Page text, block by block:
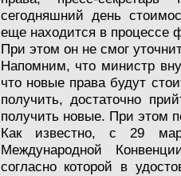
сегодняшний день
еще находится в процессе
При этом он не смог
Напомним, что министр
что новые права будут
получить, достаточно
получить новые. При этом
Как известно, с 29
Международной
согласно которой в